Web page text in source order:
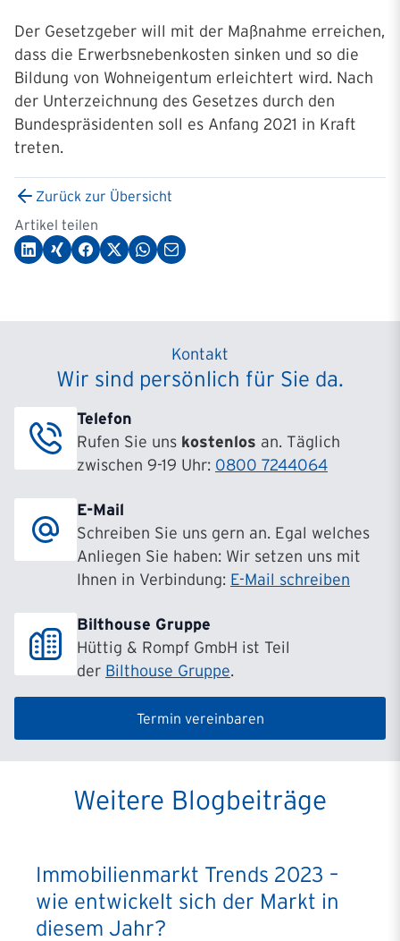
Der Gesetzgeber will mit der Maßnahme erreichen,
dass die Erwerbsnebenkosten sinken und so die
Bildung von Wohneigentum erleichtert wird. Nach
der Unterzeichnung des Gesetzes durch den
Bundespräsidenten soll es Anfang 2021 in Kraft
treten.
Zurück zur Übersicht
Artikel teilen
Kontakt
Wir sind persönlich für Sie da.
Telefon
Rufen Sie uns kostenlos an. Täglich
zwischen 9-19 Uhr: 0800 7244064
E-Mail
Schreiben Sie uns gern an. Egal welches
Anliegen Sie haben: Wir setzen uns mit
Ihnen in Verbindung: E-Mail schreiben
Bilthouse Gruppe
Hüttig & Rompf GmbH ist Teil
der Bilthouse Gruppe.
Termin vereinbaren
Weitere Blogbeiträge
Immobilienmarkt Trends 2023 –
wie entwickelt sich der Markt in
diesem Jahr?